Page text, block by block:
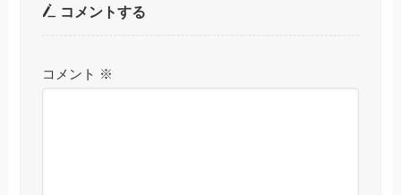
コメントする
コメント ※